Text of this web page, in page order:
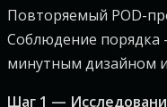
Повторяемый POD-
Соблюдение порядка
минутным дизайном
Шаг 1 —